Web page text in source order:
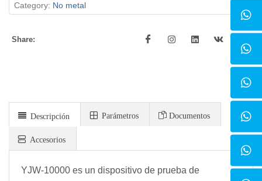
Category: No metal
Share:
Descripción Parámetros Documentos
Accesorios
YJW-10000 es un dispositivo de prueba de